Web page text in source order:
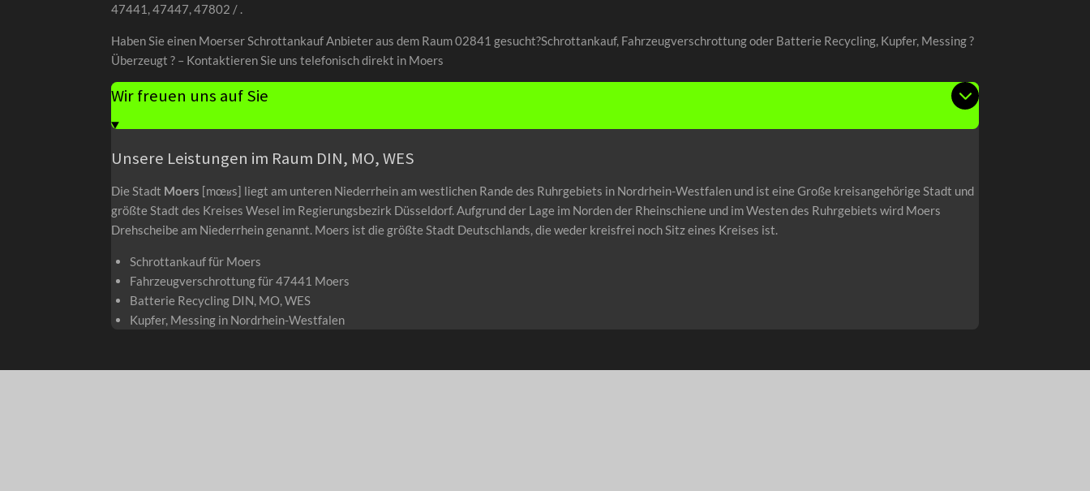
47441, 47447, 47802 / .
Haben Sie einen Moerser Schrottankauf Anbieter aus dem Raum 02841 gesucht?Schrottankauf, Fahrzeugverschrottung oder Batterie Recycling, Kupfer, Messing ?
Überzeugt ? – Kontaktieren Sie uns telefonisch direkt in Moers
Wir freuen uns auf Sie
Unsere Leistungen im Raum DIN, MO, WES
Die Stadt Moers [mœʁs] liegt am unteren Niederrhein am westlichen Rande des Ruhrgebiets in Nordrhein-Westfalen und ist eine Große kreisangehörige Stadt und
größte Stadt des Kreises Wesel im Regierungsbezirk Düsseldorf. Aufgrund der Lage im Norden der Rheinschiene und im Westen des Ruhrgebiets wird Moers
Drehscheibe am Niederrhein genannt. Moers ist die größte Stadt Deutschlands, die weder kreisfrei noch Sitz eines Kreises ist.
Schrottankauf für Moers
Fahrzeugverschrottung für 47441 Moers
Batterie Recycling DIN, MO, WES
Kupfer, Messing in Nordrhein-Westfalen